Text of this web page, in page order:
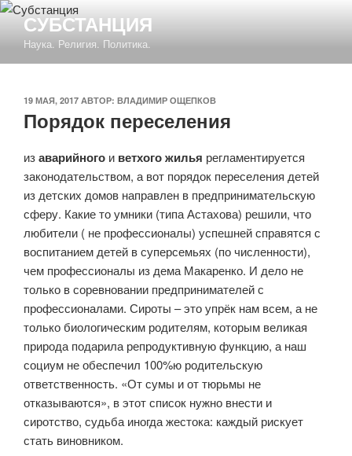
Перейти
содержимому
СУБСТАНЦИЯ
Наука. Религия. Политика.
ОПУБЛИКОВАНО
19 МАЯ, 2017 АВТОР: ВЛАДИМИР ОЩЕПКОВ
Порядок переселения
изаварийного и ветхого жилья регламентируется
законодательством, а вот порядок переселения детей
из детских домов направлен в предпринимательскую
сферу. Какие то умники (типа Астахова) решили, что
любители ( не профессионалы) успешней справятся с
воспитанием детей в суперсемьях (по численности),
чем профессионалы из дема Макаренко. И дело не
только в соревновании предпринимателей с
профессионалами. Сироты – это упрёк нам всем, а не
только биологическим родителям, которым великая
природа подарила репродуктивную функцию, а наш
социум не обеспечил 100%ю родительскую
ответственность. «От сумы и от тюрьмы не
отказываются», в этот список нужно внести и
сиротство, судьба иногда жестока: каждый рискует
стать виновником.